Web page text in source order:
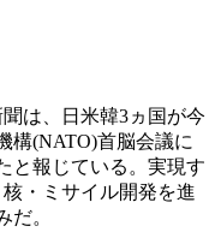
聞は、日米韓3ヵ国が今
構(NATO)首脳会議に
と報じている。実現す
・ミサイル開発を進
だ。